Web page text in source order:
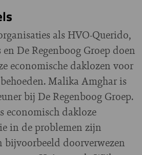
als HVO-Querido,
De Regenboog Groep doen
economische daklozen voor
Malika Amghar is
bij De Regenboog Groep.
economisch dakloze
in de problemen zijn
bijvoorbeeld doorverwezen